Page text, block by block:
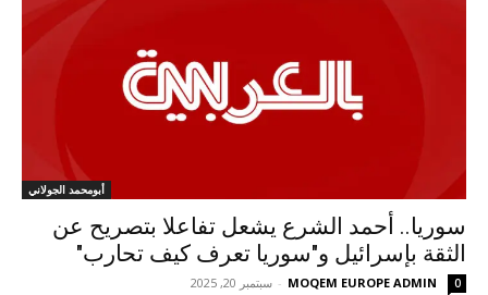
أبومحمد الجولاني
سوريا.. أحمد الشرع يشعل تفاعلا بتصريح عن
الثقة بإسرائيل و"سوريا تعرف كيف تحارب"
MOQEM EUROPE ADMIN
- سبتمبر 20, 2025 0